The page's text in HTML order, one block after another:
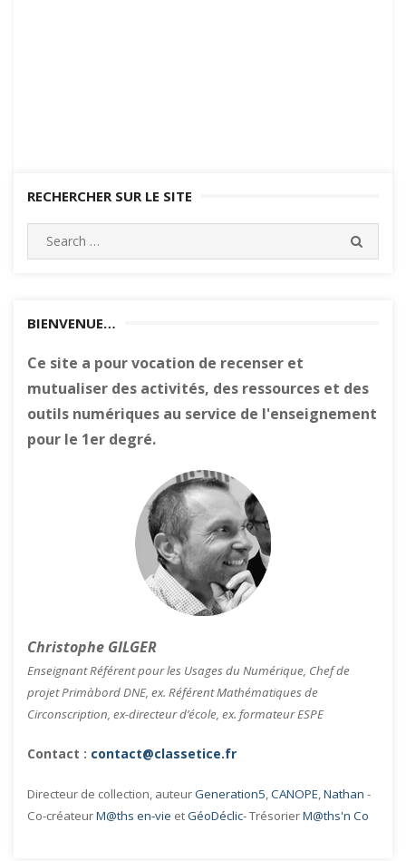
RECHERCHER SUR LE SITE
Search
for:
BIENVENUE…
Ce site a pour vocation de recenser et
mutualiser des activités, des ressources et des
outils numériques au service de l'enseignement
pour le 1er degré.
Christophe GILGER
Enseignant Référent pour les Usages du Numérique, Chef de
projet Primàbord DNE, ex. Référent Mathématiques de
Circonscription, ex-directeur d’école, ex. formateur ESPE
Contact : contact@classetice.fr
Directeur de collection, auteurGeneration5,CANOPE,Nathan -
Co-créateurM@ths en-vie etGéoDéclic- TrésorierM@ths'n Co